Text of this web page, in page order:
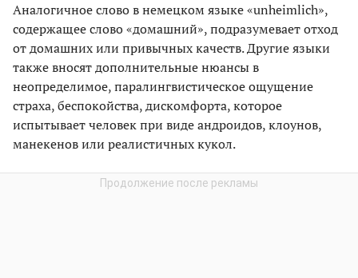
Аналогичное слово в немецком языке «unheimlich»,
содержащее слово «домашний», подразумевает отход
от домашних или привычных качеств. Другие языки
также вносят дополнительные нюансы в
неопределимое, паралингвистическое ощущение
страха, беспокойства, дискомфорта, которое
испытывает человек при виде андроидов, клоунов,
манекенов или реалистичных кукол.